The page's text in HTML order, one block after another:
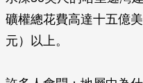
礦權總花費高達十五億
元）以上。